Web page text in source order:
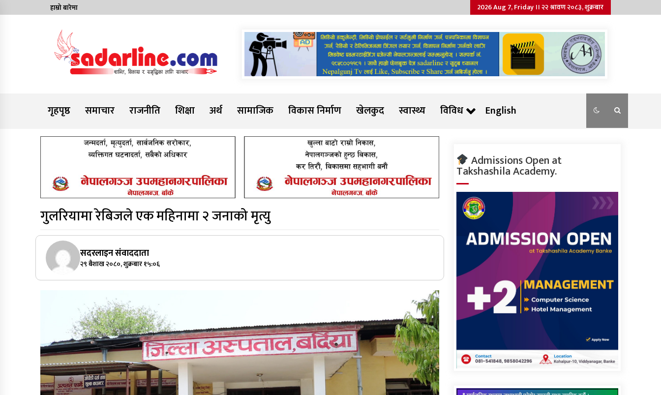
to
हाम्रो बारेमा 2026 Aug 7, Friday ।। २२ श्रावण २०८३, शुक्रबार
Sadarline
गृहपृष्ठ
समाचार राजनीति शिक्षा अर्थ सामाजिक विकास निर्माण खेलकुद स्वास्थ्य विविध English
गुलरियामा रेबिजले एक महिनामा २ जनाको मृत्यु
सदरलाइन संवाददाता
२९ बैशाख २०८०, शुक्रबार १५:०६
Admissions Open at
Takshashila Academy.